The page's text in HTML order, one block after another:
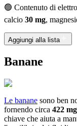
🟢 Contenuto di
calcio 30 mg,
Aggiungi alla lista
Banane
Le banane sono ben
fornendo circa 422 mg
chiave che aiuta a